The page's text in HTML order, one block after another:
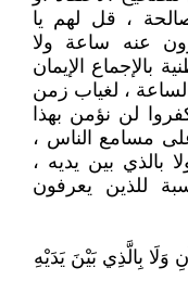
، قل لهم يا
عنه ساعة ولا
بالإجماع الإيمان
، لغياب زمن
لن نؤمن بهذا
على مسامع الناس ،
بالذي بين يديه ،
للذين يعرفون
وَلَا بِالَّذِي بَيْنَ يَدَيْهِ